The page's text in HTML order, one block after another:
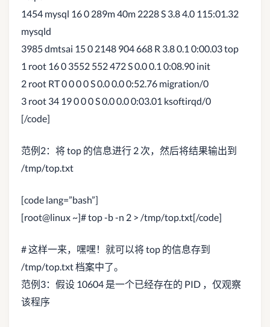
1454 mysql 16 0 289m 40m 2228 S 3.8 4.0 115:01.32
mysqld
3985 dmtsai 15 0 2148 904 668 R 3.8 0.1 0:00.03 top
1 root 16 0 3552 552 472 S 0.0 0.1 0:08.90 init
2 root RT 0 0 0 0 S 0.0 0.0 0:52.76 migration/0
3 root 34 19 0 0 0 S 0.0 0.0 0:03.01 ksoftirqd/0
[/code]
范例2：将 top 的信息进行 2 次，然后将结果输出到
/tmp/top.txt
[code lang=”bash”]
[root@linux ~]# top -b -n 2 > /tmp/top.txt[/code]
# 这样一来，嘿嘿！就可以将 top 的信息存到
/tmp/top.txt 档案中了。
范例3：假设 10604 是一个已经存在的 PID ，仅观察
该程序